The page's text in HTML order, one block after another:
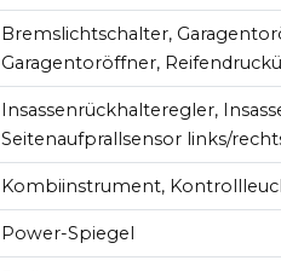
Bremslichtschalter,
Garagentoröffner,
Insassenrückhalteregler,
Seitenaufprallsensor links/
Kombiinstrument,
Power-Spiegel